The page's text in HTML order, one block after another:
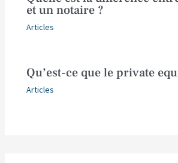
et un notaire ?
Articles
Qu’est-ce que le private
Articles